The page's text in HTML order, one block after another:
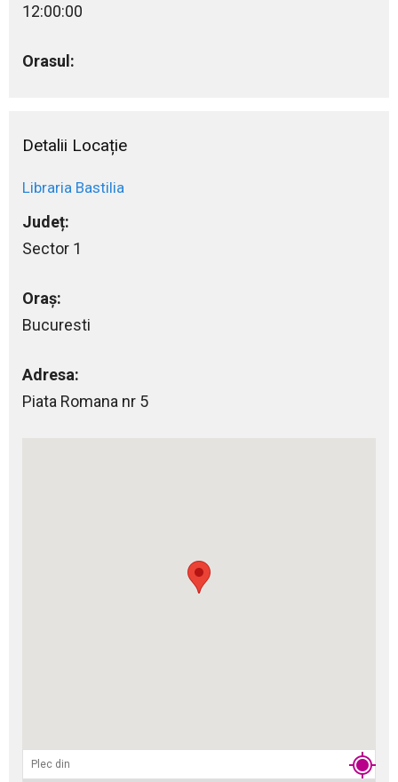
12:00:00
Orasul:
Detalii Locație
Libraria Bastilia
Județ:
Sector 1
Oraș:
Bucuresti
Adresa:
Piata Romana nr 5